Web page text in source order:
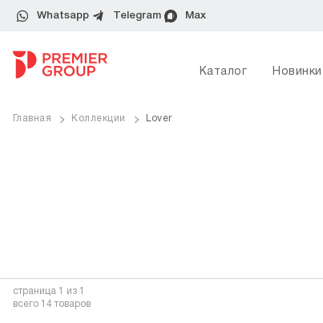
Whatsapp Telegram Max
Каталог Новинки
Главная Коллекции Lover
страница 1
из 1
всего 14 товаров